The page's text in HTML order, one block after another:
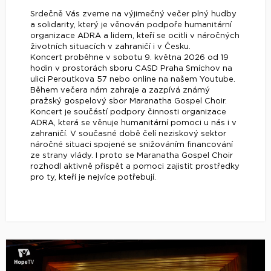
Srdečně Vás zveme na výjimečný večer plný hudby
a solidarity, který je věnován podpoře humanitární
organizace ADRA a lidem, kteří se ocitli v náročných
životních situacích v zahraničí i v Česku.
Koncert proběhne v sobotu 9. května 2026 od 19
hodin v prostorách sboru CASD Praha Smíchov na
ulici Peroutkova 57 nebo online na našem Youtube.
Během večera nám zahraje a zazpívá známý
pražský gospelový sbor Maranatha Gospel Choir.
Koncert je součástí podpory činnosti organizace
ADRA, která se věnuje humanitární pomoci u nás i v
zahraničí. V současné době čelí neziskový sektor
náročné situaci spojené se snižováním financování
ze strany vlády. I proto se Maranatha Gospel Choir
rozhodl aktivně přispět a pomoci zajistit prostředky
pro ty, kteří je nejvíce potřebují.